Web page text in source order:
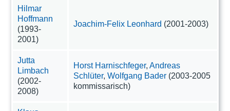
Hilmar
Hoffmann
(1993-
2001)
Joachim-Felix Leonhard (2001-2003)
Jutta
Limbach
(2002-
2008)
Horst Harnischfeger,Andreas
Schlüter,Wolfgang Bader (2003-2005
kommissarisch)